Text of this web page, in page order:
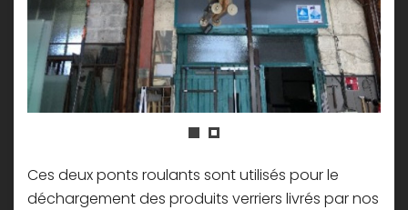
Ces deux ponts roulants sont utilisés pour le
déchargement des produits verriers livrés par nos